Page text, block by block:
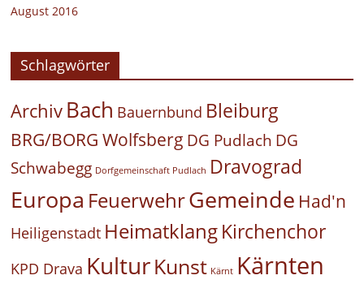
August 2016
Schlagwörter
Archiv Bach Bauernbund Bleiburg
BRG/BORG Wolfsberg DG Pudlach DG
Schwabegg Dorfgemeinschaft Pudlach Dravograd
Europa FeuerwehrGemeinde Had'n
Heiligenstadt HeimatklangKirchenchor
KPD Drava KulturKunst Kärnt Kärnten